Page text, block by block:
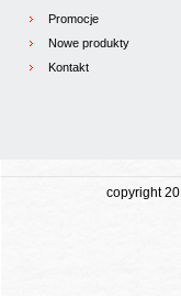
Promocje
Nowe produkty
Kontakt
copyright